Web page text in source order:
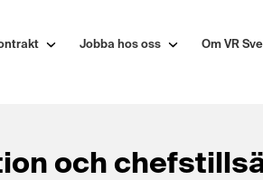
Jobba hos oss Om VR
och